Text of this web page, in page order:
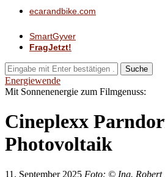
ecarandbike.com
SmartGyver
FragJetzt!
Suche
Energiewende
Mit Sonnenenergie zum Filmgenuss:
Cineplexx
Photovoltaik
11. September 2025 Foto: © Ing. Robert